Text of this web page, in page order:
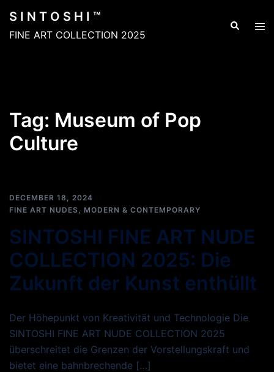
content
S I N T O S H I ™
FINE ART COLLECTION 2025
Search
Tag: Museum of Pop
Culture
DECEMBER 18, 2024
FINE ART NUDES , MODERN & CONTEMPORARY
SINTOSHI FINE ART NUDE
COLLECTION 2025: Die
Zukunft der Kunst enthüllt
Der Höhepunkt von Kreativität und Technologie Die
SINTOSHI FINE ART NUDE COLLECTION 2025
überschreitet die Grenzen der Vorstellungskraft und
bietet eine bahnbrechende […]